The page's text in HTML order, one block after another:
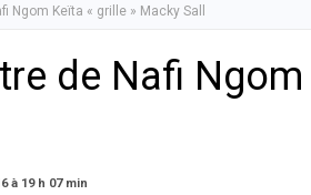
Ngom Keïta « grille » Macky Sall
de Nafi
à 19 h 07 min